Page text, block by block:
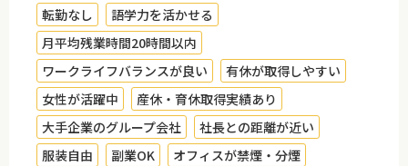
転勤なし
語学力を活かせる
月平均残業時間20時間以内
ワークライフバランスが良い
有休が取得しやすい
女性が活躍中
産休・育休取得実績あり
大手企業のグループ会社
社長との距離が近い
服装自由
副業OK
オフィスが禁煙・分煙